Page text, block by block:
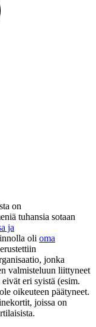
on
tuhansia sotaan
ja
oli oma
jonka
valmisteluun liittyneet
eri syistä (esim.
oikeuteen päätyneet.
joissa on